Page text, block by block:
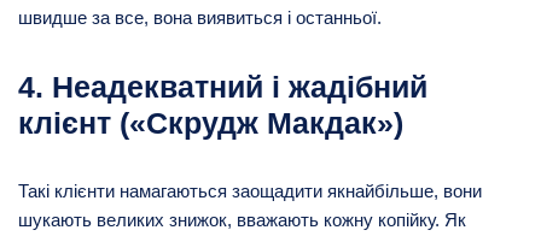
швидше за все, вона виявиться і останньої.
4. Неадекватний і жадібний
клієнт («Скрудж Макдак»)
Такі клієнти намагаються заощадити якнайбільше, вони
шукають великих знижок, вважають кожну копійку. Як